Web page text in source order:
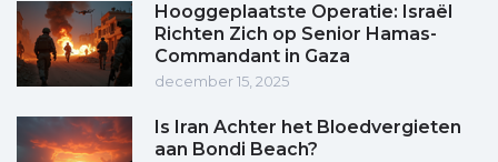
Hooggeplaatste Operatie: Israël
Richten Zich op Senior Hamas-
Commandant in Gaza
december 15, 2025
Is Iran Achter het Bloedvergieten
aan Bondi Beach?